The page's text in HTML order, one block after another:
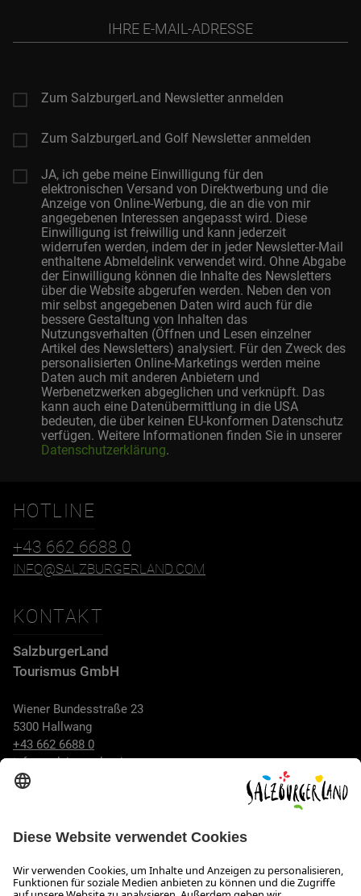
Mail-
Zum SalzburgerLand Newsletter anmelden
Zum SalzburgerLand Golf Newsletter anmelden
JA, ich gebe meine Einwilligung für den
elektronischen Versand von Direktwerbung und die
Anzeige von Online-Werbung, die an die von mir
angegebenen Interessen angepasst wird. Diese
Einwilligung ist freiwillig und kann jederzeit
widerrufen werden, indem der in jeder Newsletter-Mail
enthaltene Abmeldelink verwendet wird. Ohne Abgabe
der Einwilligung können die Inhalte des Newsletters
über die Website abgerufen werden. Neben den von
mir selbst angegebenen Daten wird auch für die
bessere Gestaltung von Inhalten das
Nutzungsverhalten (Öffnen und Lesen einzelner
Artikel des Newsletters) analysiert. Für den Zweck des
personalisierten Online-Marketings werden meine
Daten auch mit anderen Anbietern und
Werbenetzwerken abgeglichen und verknüpft. Das
kann auch eine Datenübermittlung in die USA
bedeuten, die über keinen EU-konformen Datenschutz
verfügen. Weitere Informationen finden Sie in unserer
Datenschutzerklärung.
HOTLINE
+43 662 6688 0
INFO@SALZBURGERLAND.COM
KONTAKT
SalzburgerLand
Tourismus GmbH
Wiener Bundesstraße 23
5300 Hallwang
+43 662 6688 0
info@salzburgerland.com
Wir freuen uns auf Ihre Anfrage!
Gerne stehen wir Ihnen von Montag bis Donnerstag von 08:00